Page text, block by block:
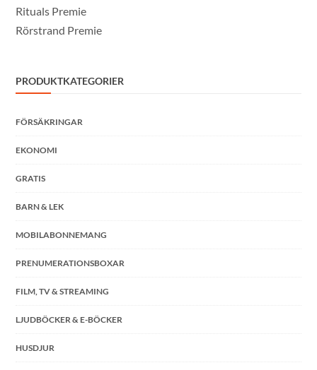
Rituals Premie
Rörstrand Premie
PRODUKTKATEGORIER
FÖRSÄKRINGAR
EKONOMI
GRATIS
BARN & LEK
MOBILABONNEMANG
PRENUMERATIONSBOXAR
FILM, TV & STREAMING
LJUDBÖCKER & E-BÖCKER
HUSDJUR